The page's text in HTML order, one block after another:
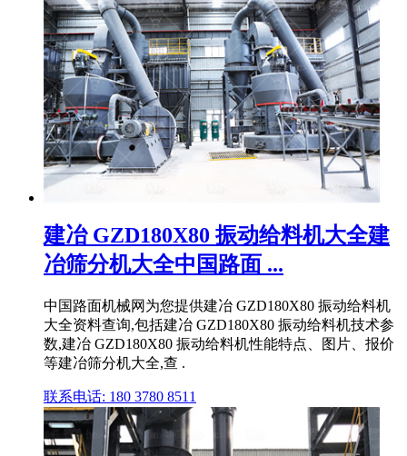
建冶 GZD180X80 振动给料机大全建
冶筛分机大全中国路面 ...
中国路面机械网为您提供建冶 GZD180X80 振动给料机
大全资料查询,包括建冶 GZD180X80 振动给料机技术参
数,建冶 GZD180X80 振动给料机性能特点、图片、报价
等建冶筛分机大全,查 .
联系电话: 180 3780 8511